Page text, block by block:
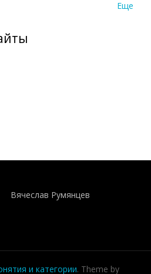
Еще
Вячеслав Румянцев
и категории. Theme by